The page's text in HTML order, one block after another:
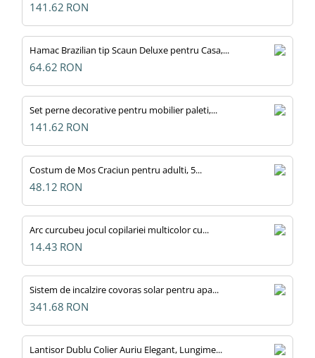
141.62 RON
Hamac Brazilian tip Scaun Deluxe pentru Casa,...
64.62 RON
Set perne decorative pentru mobilier paleti,...
141.62 RON
Costum de Mos Craciun pentru adulti, 5...
48.12 RON
Arc curcubeu jocul copilariei multicolor cu...
14.43 RON
Sistem de incalzire covoras solar pentru apa...
341.68 RON
Lantisor Dublu Colier Auriu Elegant, Lungime...